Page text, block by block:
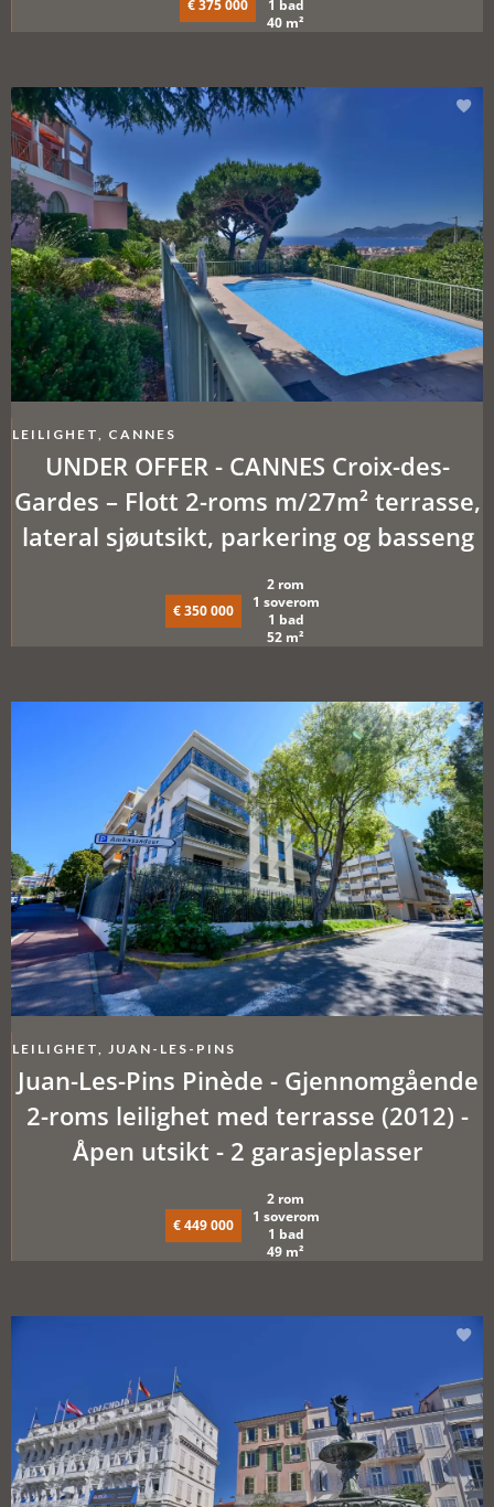
€ 375 000
1 bad
40 m²
LEILIGHET, CANNES
UNDER OFFER - CANNES Croix-des-
Gardes – Flott 2-roms m/27m² terrasse,
lateral sjøutsikt, parkering og basseng
€ 350 000
2 rom
1 soverom
1 bad
52 m²
LEILIGHET, JUAN-LES-PINS
Juan-Les-Pins Pinède - Gjennomgående
2-roms leilighet med terrasse (2012) -
Åpen utsikt - 2 garasjeplasser
€ 449 000
2 rom
1 soverom
1 bad
49 m²